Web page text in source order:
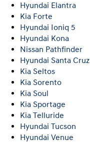
Hyundai Elantra
Kia Forte
Hyundai Ioniq 5
Hyundai Kona
Nissan Pathfinder
Hyundai Santa Cruz
Kia Seltos
Kia Sorento
Kia Soul
Kia Sportage
Kia Telluride
Hyundai Tucson
Hyundai Venue